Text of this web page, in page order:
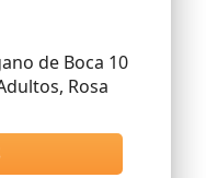
de Boca 10
Rosa